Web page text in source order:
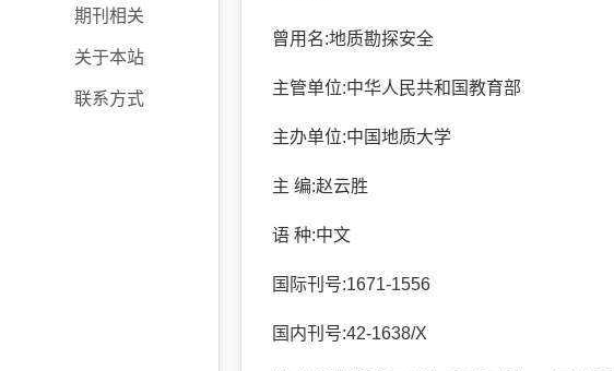
期刊相关
关于本站
联系方式
曾用名:地质勘探安全
主管单位:中华人民共和国教育部
主办单位:中国地质大学
主 编:赵云胜
语 种:中文
国际刊号:1671-1556
国内刊号:42-1638/X